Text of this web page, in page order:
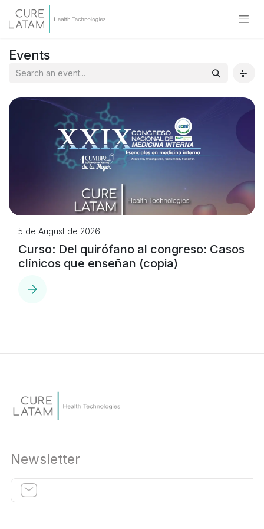
Events
5 de August de 2026
Curso: Del quirófano al congreso: Casos
clínicos que enseñan (copia)
Newsletter